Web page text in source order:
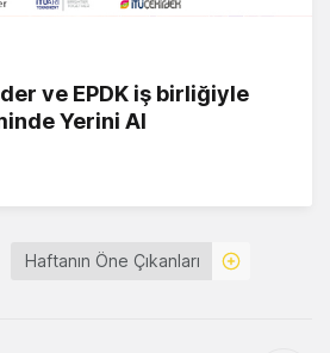
ve EPDK iş birliğiyle
Yerini Al
Haftanın Öne Çıkanları